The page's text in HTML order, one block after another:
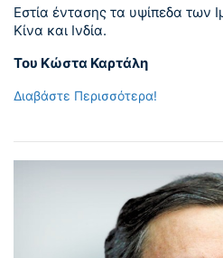
Εστία έντασης τα υψίπεδα των
Κίνα και Ινδία.
Του Κώστα Καρτάλη
Διαβάστε Περισσότερα!